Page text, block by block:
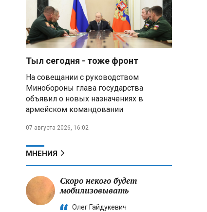
Тыл сегодня - тоже фронт
На совещании с руководством
Минобороны глава государства
объявил о новых назначениях в
армейском командовании
07 августа 2026, 16:02
МНЕНИЯ
Скоро некого будет
мобилизовывать
Олег Гайдукевич